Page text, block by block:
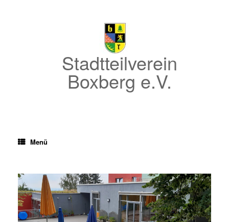
Stadtteilverein
Boxberg e.V.
Menü